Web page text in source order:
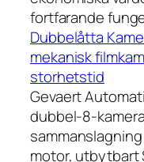
fortfarande
Dubbelåtta
mekanisk
storhetstid
Gevaert
dubbel-8-
motor, utbytbart